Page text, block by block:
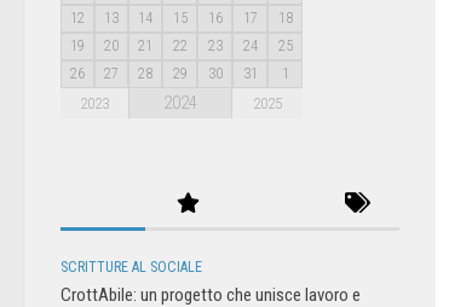
12
13 14 15 16 17
18
19
20 21 22 23 24
25
26
27 28 29 30 31 1
2023 2024 2025
SCRITTURE AL SOCIALE
CrottAbile: un progetto che unisce lavoro e